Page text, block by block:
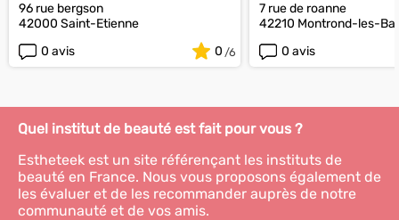
96 rue bergson
42000 Saint-Etienne
0 avis
0
7 rue de roanne
42210 Montrond-les-
0 avis
Quel institut de beauté est fait pour vous ?
Estheteek est un site référençant les instituts de
beauté en France. Nous vous proposons également de
les évaluer et de les recommander auprès de notre
communauté et de vos amis.